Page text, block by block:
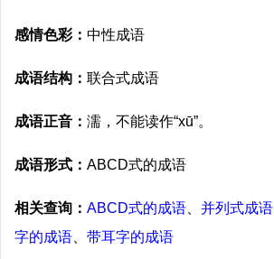
感情色彩： 中性成语
成语结构： 联合式成语
成语正音： 濡，不能读作“xū”。
成语形式： ABCD式的成语
相关查询： ABCD式的成语 并列式成语
字的成语
带耳字的成语